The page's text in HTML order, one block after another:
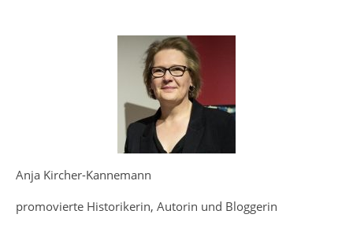
Anja Kircher-Kannemann
promovierte Historikerin, Autorin und Bloggerin